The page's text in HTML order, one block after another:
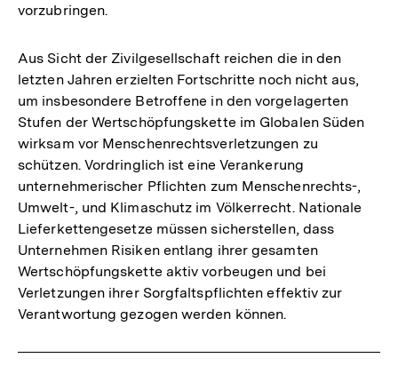
vorzubringen.
Aus Sicht der Zivilgesellschaft reichen die in den
letzten Jahren erzielten Fortschritte noch nicht aus,
um insbesondere Betroffene in den vorgelagerten
Stufen der Wertschöpfungskette im Globalen Süden
wirksam vor Menschenrechtsverletzungen zu
schützen. Vordringlich ist eine Verankerung
unternehmerischer Pflichten zum Menschenrechts-,
Umwelt-, und Klimaschutz im Völkerrecht. Nationale
Lieferkettengesetze müssen sicherstellen, dass
Unternehmen Risiken entlang ihrer gesamten
Wertschöpfungskette aktiv vorbeugen und bei
Verletzungen ihrer Sorgfaltspflichten effektiv zur
Verantwortung gezogen werden können.